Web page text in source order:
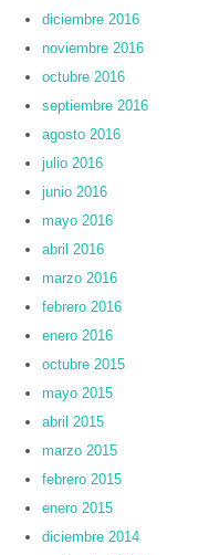
diciembre 2016
noviembre 2016
octubre 2016
septiembre 2016
agosto 2016
julio 2016
junio 2016
mayo 2016
abril 2016
marzo 2016
febrero 2016
enero 2016
octubre 2015
mayo 2015
abril 2015
marzo 2015
febrero 2015
enero 2015
diciembre 2014